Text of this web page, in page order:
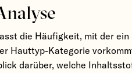
die Häufigkeit, mit der
Hauttyp-Kategorie
darüber, welche